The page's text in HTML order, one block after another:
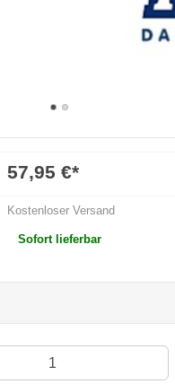
57,95 €*
Kostenloser Versand
Sofort lieferbar